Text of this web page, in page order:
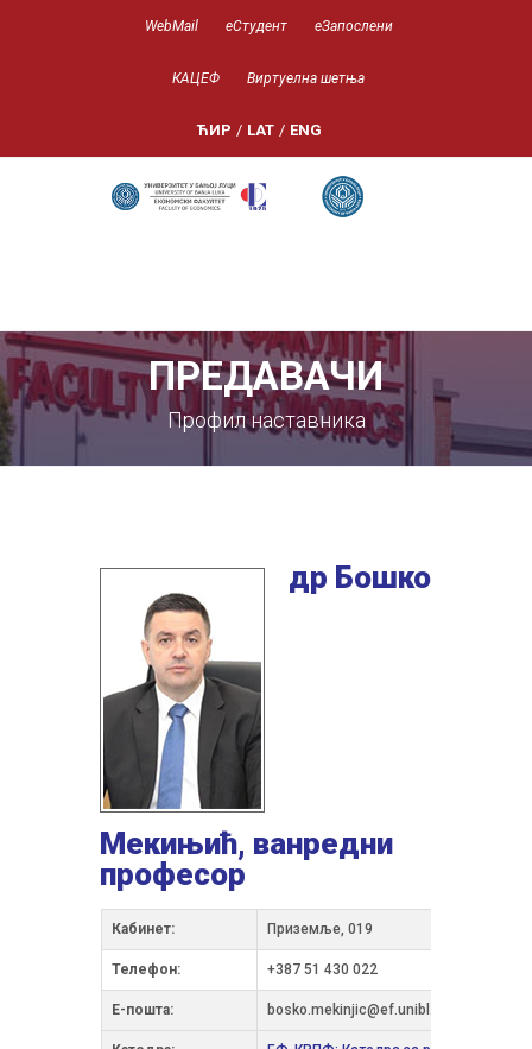
WebMail еСтудент еЗапослени
КАЦЕФ Виртуелна шетња
ЋИР / LAT / ENG
ПРЕДАВАЧИ
Профил наставника
др Бошко
Мекињић, ванредни
професор
Кабинет: Приземље, 019
Телефон: +387 51 430 022
Е-пошта: bosko.mekinjic@ef.unibl.org